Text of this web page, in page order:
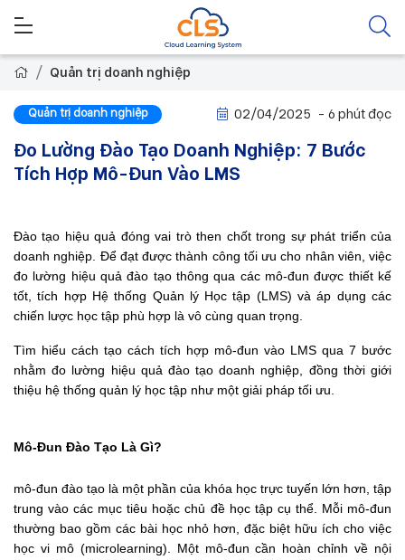
Quản trị doanh nghiệp
Quản trị doanh nghiệp 02/04/2025 - 6 phút đọc
Đo Lường Đào Tạo Doanh Nghiệp: 7 Bước
Tích Hợp Mô-Đun Vào LMS
Đào tạo hiệu quả đóng vai trò then chốt trong sự phát triển của
doanh nghiệp. Để đạt được thành công tối ưu cho nhân viên, việc
đo lường hiệu quả đào tạo thông qua các mô-đun được thiết kế
tốt, tích hợp Hệ thống Quản lý Học tập (LMS) và áp dụng các
chiến lược học tập phù hợp là vô cùng quan trọng.
Tìm hiểu cách tạo cách tích hợp mô-đun vào LMS qua 7 bước
nhằm đo lường hiệu quả đào tạo doanh nghiệp, đồng thời giới
thiệu hệ thống quản lý học tập như một giải pháp tối ưu.
Mô-Đun Đào Tạo Là Gì?
mô-đun đào tạo là một phần của khóa học trực tuyến lớn hơn, tập
trung vào các mục tiêu hoặc chủ đề học tập cụ thể. Mỗi mô-đun
thường bao gồm các bài học nhỏ hơn, đặc biệt hữu ích cho việc
học vi mô (microlearning). Một mô-đun cần hoàn chỉnh về nội